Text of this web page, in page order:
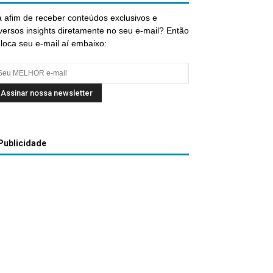
afim de receber conteúdos exclusivos e
insights diretamente no seu e-mail? Então
seu e-mail aí embaixo:
Publicidade